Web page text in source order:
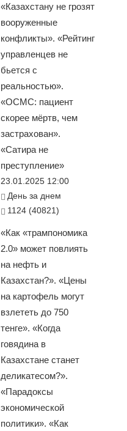
«Казахстану не грозят
вооруженные
конфликты». «Рейтинг
управленцев не
бьется с
реальностью».
«ОСМС: пациент
скорее мёртв, чем
застрахован».
«Сатира не
преступление»
23.01.2025 12:00
День за днем
1124 (40821)
«Как «трампономика
2.0» может повлиять
на нефть и
Казахстан?». «Цены
на картофель могут
взлететь до 750
тенге». «Когда
говядина в
Казахстане станет
деликатесом?».
«Парадоксы
экономической
политики». «Как